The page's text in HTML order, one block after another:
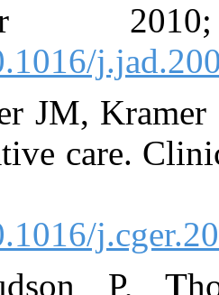
Hauser JM,
palliative
Hudson